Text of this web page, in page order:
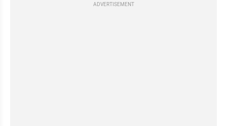
ADVERTISEMENT